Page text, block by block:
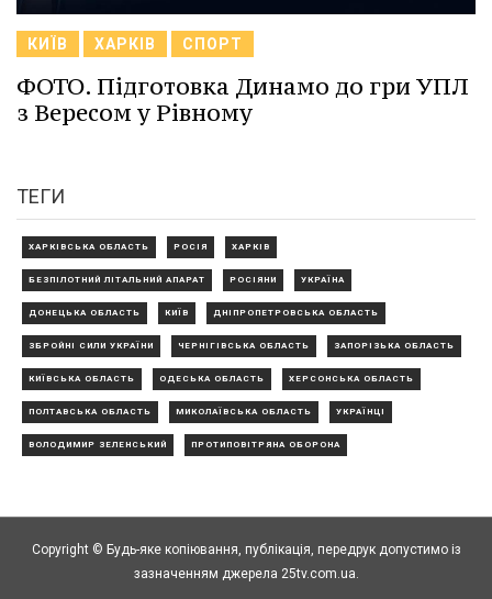
КИЇВ ХАРКІВ СПОРТ
ФОТО. Підготовка Динамо до гри УПЛ
з Вересом у Рівному
ТЕГИ
ХАРКІВСЬКА ОБЛАСТЬ РОСІЯ ХАРКІВ
БЕЗПІЛОТНИЙ ЛІТАЛЬНИЙ АПАРАТ РОСІЯНИ УКРАЇНА
ДОНЕЦЬКА ОБЛАСТЬ КИЇВ ДНІПРОПЕТРОВСЬКА ОБЛАСТЬ
ЗБРОЙНІ СИЛИ УКРАЇНИ ЧЕРНІГІВСЬКА ОБЛАСТЬ ЗАПОРІЗЬКА ОБЛАСТЬ
КИЇВСЬКА ОБЛАСТЬ ОДЕСЬКА ОБЛАСТЬ ХЕРСОНСЬКА ОБЛАСТЬ
ПОЛТАВСЬКА ОБЛАСТЬ МИКОЛАЇВСЬКА ОБЛАСТЬ УКРАЇНЦІ
ВОЛОДИМИР ЗЕЛЕНСЬКИЙ ПРОТИПОВІТРЯНА ОБОРОНА
Copyright © Будь-яке копiювання, публiкацiя, передрук допустимо із
зазначенням джерела 25tv.com.ua.